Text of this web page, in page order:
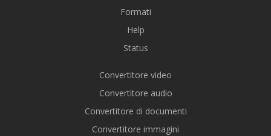
Formati
Help
Status
Convertitore video
Convertitore audio
Convertitore di documenti
Convertitore immagini